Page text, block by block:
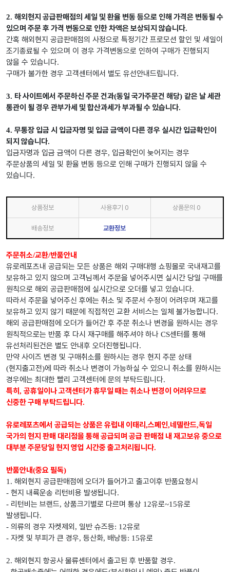
2. 해외현지 공급판매점의 세일 및 환율 변동 등으로 인해 가격은 변동될 수
있으며 주문 후 가격 변동으로 인한 차액은 보상되지 않습니다.
간혹 해외현지 공급판매점의 사정으로 특정기간 프로모션 할인 및 세일이
조기종료될 수 있으며 이 경우 가격변동으로 인하여 구매가 진행되지
않을 수 있습니다.
구매가 불가한 경우 고객센터에서 별도 유선안내드립니다.
3. 타 사이트에서 주문하신 주문 건과(동일 국가주문건 해당) 같은 날 세관
통관이 될 경우 관부가세 및 합산과세가 부과될 수 있습니다.
4. 무통장 입금 시 입금자명 및 입금 금액이 다른 경우 실시간 입금확인이
되지 않습니다.
입금자명과 입금 금액이 다른 경우, 입금확인이 늦어지는 경우
주문상품의 세일 및 환율 변동 등으로 인해 구매가 진행되지 않을 수
있습니다.
상품정보 사용후기 0 상품문의 0
배송정보 교환정보
주문취소/교환/반품안내
유로레포츠내 공급되는 모든 상품은 해외 구매대행 쇼핑몰로 국내재고를
보유하고 있지 않으며 고객님께서 주문을 넣어주시면 실시간 당일 구매를
원칙으로 해외 공급판매점에 실시간으로 오더를 넣고 있습니다.
따라서 주문을 넣어주신 후에는 취소 및 주문서 수정이 어려우며 재고를
보유하고 있지 않기 때문에 직접적인 교환 서비스는 일체 불가능합니다.
해외 공급판매점에 오더가 들어간 후 주문 취소나 변경을 원하시는 경우
원칙적으로는 반품 후 다시 재구매를 해주셔야 하나 CS센터를 통해
유선처리된건은 별도 안내후 오더진행됩니다.
만약 사이즈 변경 및 구매취소를 원하시는 경우 현지 주문 상태
(현지출고전)에 따라 취소나 변경이 가능하실 수 있으니 취소를 원하시는
경우에는 최대한 빨리 고객센터에 문의 부탁드립니다.
특히 , 공휴일이나 고객센터가 휴무일 때는 취소나 변경이 어려우므로
신중한 구매 부탁드립니다.
유로레포츠에서 공급되는 상품은 유럽내 이태리 ,스페인,네델란드,독일
국가의 현지 판매 대리점을 통해 공급되며 공급 판매점 내 재고보유 중으로
대부분 주문당일 현지 영업 시간중 출고처리됩니다.
반품안내(중요 필독)
1. 해외현지 공급판매점에 오더가 들어가고 출고이후 반품요청시
- 현지 내륙운송 리턴비용 발생됩니다.
- 리턴비는 브랜드, 상품크기별로 다르며 통상 12유로~15유로
발생됩니다.
- 의류의 경우 자켓제외 , 일반 슈즈등: 12유로
- 자켓 및 부피가 큰 경우, 등산화, 배낭등: 15유로
2. 해외현지 항공사 물류센터에서 출고된 후 반품할 경우.